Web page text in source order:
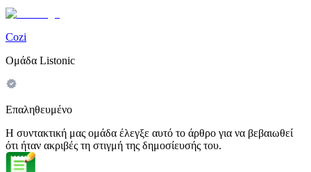
Cozi
Ομάδα Listonic
Επαληθευμένο
Η συντακτική μας ομάδα έλεγξε αυτό το άρθρο για να βεβαιωθεί
ότι ήταν ακριβές τη στιγμή της δημοσίευσής του.